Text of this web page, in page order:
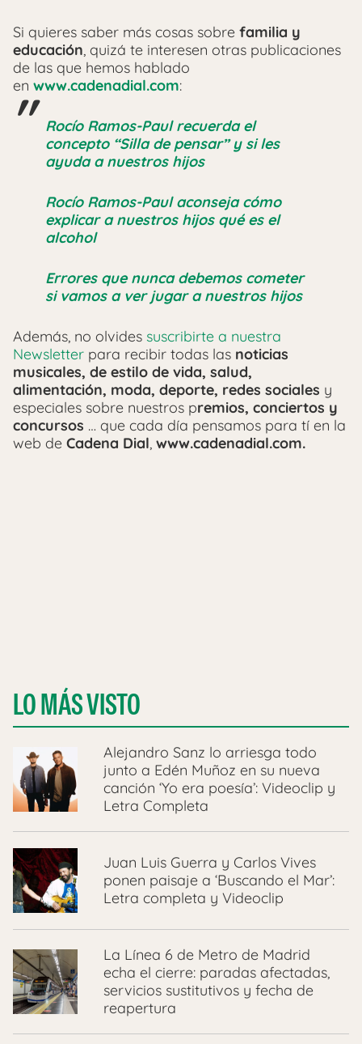
Si quieres saber más cosas sobre familia y
educación, quizá te interesen otras publicaciones
de las que hemos hablado
en www.cadenadial.com:
Rocío Ramos-Paul recuerda el
concepto “Silla de pensar” y si les
ayuda a nuestros hijos
Rocío Ramos-Paul aconseja cómo
explicar a nuestros hijos qué es el
alcohol
Errores que nunca debemos cometer
si vamos a ver jugar a nuestros hijos
Además, no olvides suscribirte a nuestra
Newsletter para recibir todas las noticias
musicales, de estilo de vida, salud,
alimentación, moda, deporte, redes sociales y
especiales sobre nuestros premios, conciertos y
concursos … que cada día pensamos para tí en la
web de Cadena Dial, www.cadenadial.com.
LO MÁS VISTO
Alejandro Sanz lo arriesga todo
junto a Edén Muñoz en su nueva
canción ‘Yo era poesía’: Videoclip y
Letra Completa
Juan Luis Guerra y Carlos Vives
ponen paisaje a ‘Buscando el Mar’:
Letra completa y Videoclip
La Línea 6 de Metro de Madrid
echa el cierre: paradas afectadas,
servicios sustitutivos y fecha de
reapertura